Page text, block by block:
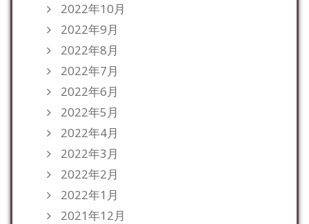
2022年10月
2022年9月
2022年8月
2022年7月
2022年6月
2022年5月
2022年4月
2022年3月
2022年2月
2022年1月
2021年12月